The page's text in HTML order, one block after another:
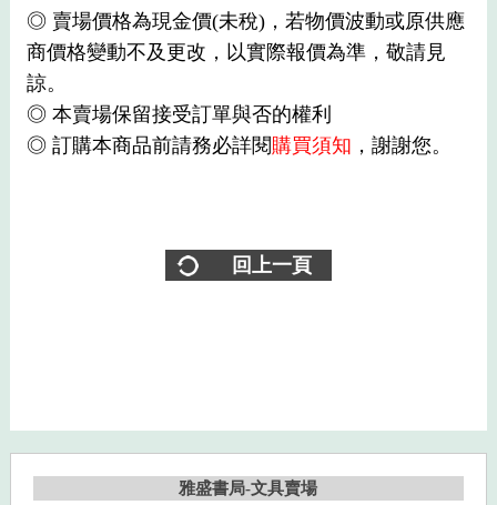
◎ 賣場價格為現金價(未稅)，若物價波動或原供應
商價格變動不及更改，以實際報價為準，敬請見
諒。
◎ 本賣場保留接受訂單與否的權利
◎ 訂購本商品前請務必詳閱購買須知 ，謝謝您。
回上一頁
雅盛書局-文具賣場